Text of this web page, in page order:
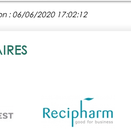
: 06/06/2020 17:02:12